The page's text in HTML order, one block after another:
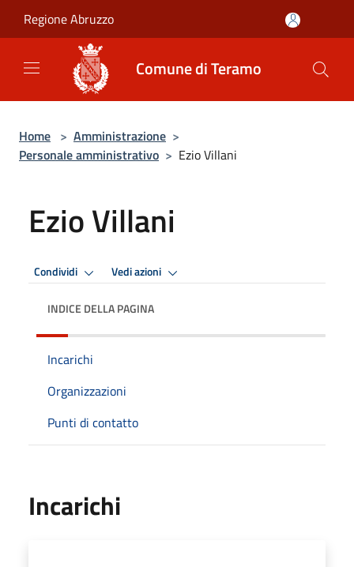
Regione Abruzzo
Comune di Teramo
Home > Amministrazione >
Personale amministrativo > Ezio Villani
Ezio Villani
Condividi Vedi azioni
INDICE DELLA PAGINA
Incarichi
Organizzazioni
Punti di contatto
Incarichi